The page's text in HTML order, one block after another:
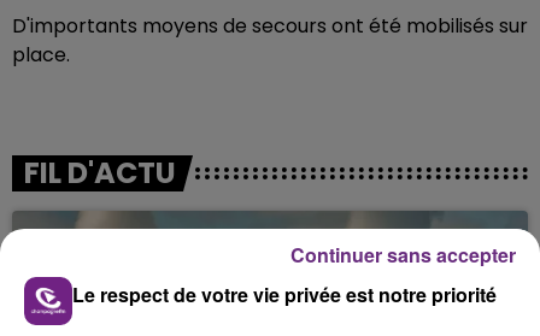
D'importants moyens de secours ont été mobilisés sur
place.
FIL D'ACTU
Le respect de votre vie privée est notre priorité
Continuer sans accepter